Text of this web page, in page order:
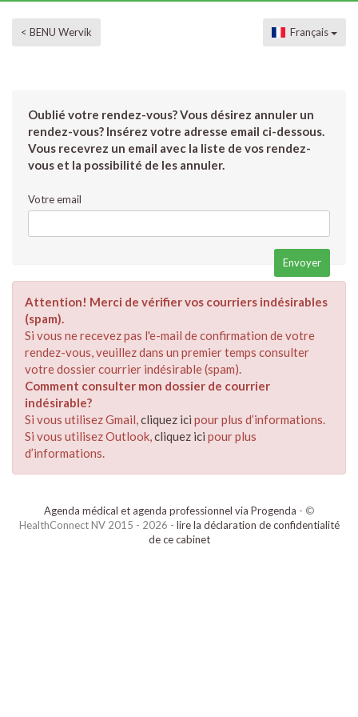
< BENU Wervik Français
Oublié votre rendez-vous? Vous désirez annuler un
rendez-vous? Insérez votre adresse email ci-dessous.
Vous recevrez un email avec la liste de vos rendez-
vous et la possibilité de les annuler.
Votre email
Attention! Merci de vérifier vos courriers indésirables
(spam).
Si vous ne recevez pas l'e-mail de confirmation de votre
rendez-vous, veuillez dans un premier temps consulter
votre dossier courrier indésirable (spam).
Comment consulter mon dossier de courrier
indésirable?
Si vous utilisez Gmail,cliquez ici pour plus d’informations.
Si vous utilisez Outlook,cliquez ici pour plus
d’informations.
Agenda médical et agenda professionnel via Progenda - ©
HealthConnect NV 2015 - 2026 - lire la déclaration de confidentialité
de ce cabinet